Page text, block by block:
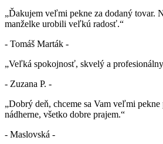
„Ďakujem veľmi pekne za dodaný tovar.
manželke urobili veľkú radosť.“
- Tomáš Marták -
„Veľká spokojnosť, skvelý a
- Zuzana P. -
„Dobrý deň, chceme sa Vam veľmi
nádherne, všetko dobre prajem.“
- Maslovská -